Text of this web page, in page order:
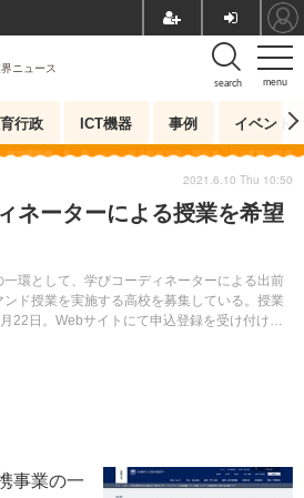
menu
search
ニュース
行政 ICT機器 事例 イベント
ネーターによる授業を希望
環として、学びコーディネーターによる出前
ド授業を実施する高校を募集している。授業
22日。Webサイトにて申込登録を受け付けて
2021.6.10 Thu 10:50
事業の一